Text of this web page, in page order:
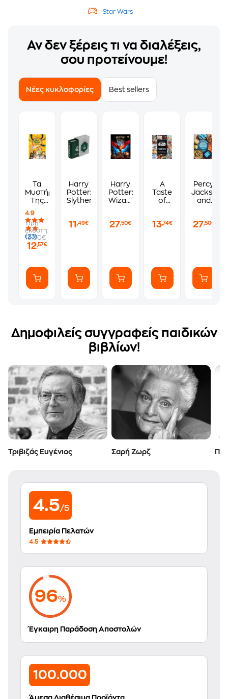
Star Wars
Αν δεν ξέρεις τι να διαλέξεις,
σου προτείνουμε!
Νέες κυκλοφορίες Best sellers
Τα
Μυστήρια
Της
Πέπερ
12:
Λαγωνικά
Και
Σαμποτέρ
4.9
(23)
Τιμή
εκδότη:
13.30€
12,57€
Harry
Potter:
Slytherin
11,49€
Harry
Potter:
Wizards
The
27,50€
A
Taste
of
Snacks
13,74€
Percy
Jackson
and
The
27,50€
Δημοφιλείς συγγραφείς παιδικών
βιβλίων!
Τριβιζάς Ευγένιος Σαρή Ζωρζ
4.5/5
Εμπειρία Πελατών
4.5
96%
Έγκαιρη Παράδοση Αποστολών
100.000